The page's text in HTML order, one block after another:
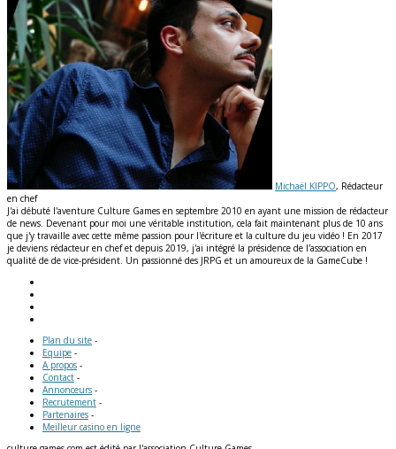
Michaël KIPPO, Rédacteur
en chef
J'ai débuté l'aventure Culture Games en septembre 2010 en ayant une mission de rédacteur
de news. Devenant pour moi une véritable institution, cela fait maintenant plus de 10 ans
que j'y travaille avec cette même passion pour l'écriture et la culture du jeu vidéo ! En 2017
je deviens rédacteur en chef et depuis 2019, j'ai intégré la présidence de l'association en
qualité de de vice-président. Un passionné des JRPG et un amoureux de la GameCube !
Plan du site -
Equipe -
A propos -
Contact -
Annonceurs -
Recrutement -
Partenaires -
Meilleur casino en ligne